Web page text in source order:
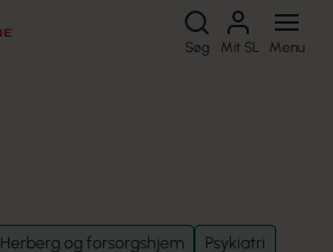
Søg Mit SL Menu
Søg
Herberg og forsorgshjem
Psykiatri